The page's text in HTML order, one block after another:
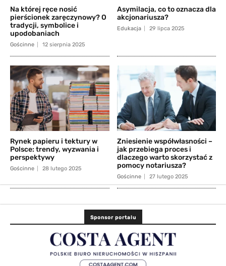
Na której ręce nosić
pierścionek zaręczynowy? O
tradycji, symbolice i
upodobaniach
Gościnne 12 sierpnia 2025
Asymilacja, co to oznacza dla
akcjonariusza?
Edukacja 29 lipca 2025
Rynek papieru i tektury w
Polsce: trendy, wyzwania i
perspektywy
Gościnne 28 lutego 2025
Zniesienie współwłasności –
jak przebiega proces i
dlaczego warto skorzystać z
pomocy notariusza?
Gościnne 27 lutego 2025